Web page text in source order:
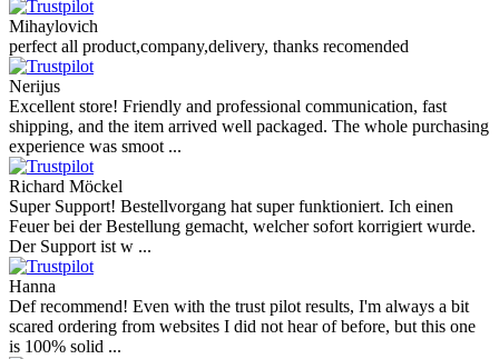
Mihaylovich
perfect all product,company,delivery, thanks recomended
Nerijus
Excellent store! Friendly and professional communication, fast
shipping, and the item arrived well packaged. The whole purchasing
experience was smoot ...
Richard Möckel
Super Support! Bestellvorgang hat super funktioniert. Ich einen
Feuer bei der Bestellung gemacht, welcher sofort korrigiert wurde.
Der Support ist w ...
Hanna
Def recommend! Even with the trust pilot results, I'm always a bit
scared ordering from websites I did not hear of before, but this one
is 100% solid ...